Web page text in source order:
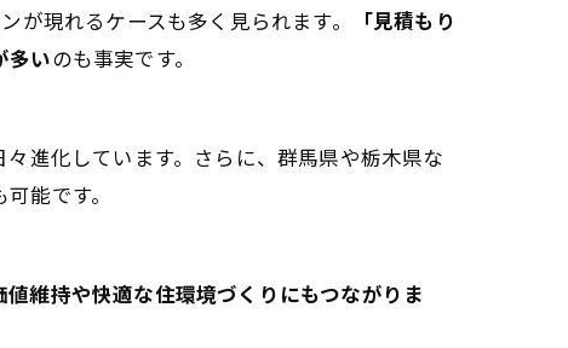
現れるケースも多く見られます。
「見積もり
多いのも事実です。
進化しています。さらに、群馬県や栃木県な
能です。
維持や快適な住環境づくりにもつながりま